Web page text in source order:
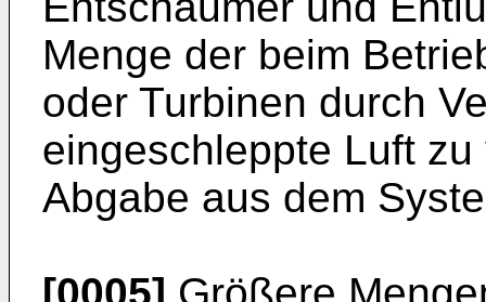
Menge der beim
oder Turbinen durch
eingeschleppte Luft
Abgabe aus dem